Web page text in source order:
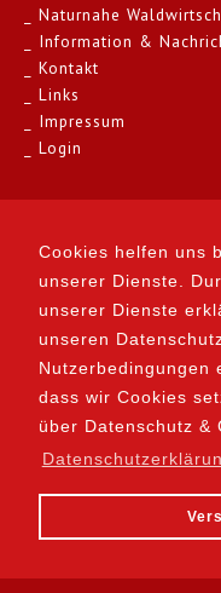
Cookies helfen uns
unserer Dienste.
unserer Dienste
unseren
Nutzerbedingungen
dass wir Cookies
über Datenschutz &
Naturnahe
Information &
Kontakt
Links
Impressum
Login
designed by prodesign